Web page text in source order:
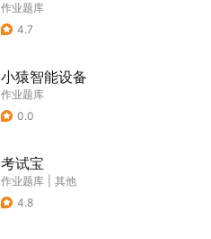
作业题库
4.7
小猿智能设备
作业题库
0.0
考试宝
作业题库
其他
4.8